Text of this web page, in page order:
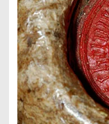
--> Kategorie
epitafia, tablice,
--> Polska,
(Opracowane
--> Jak opisywać